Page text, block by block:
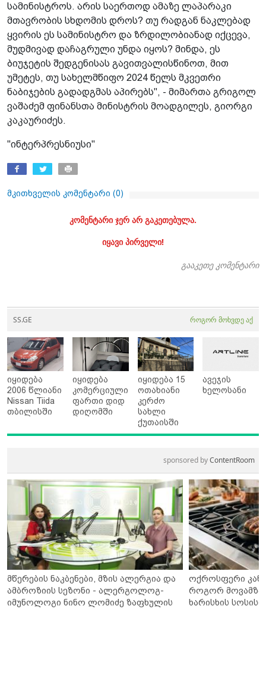
სამინისტროს. არის საერთოდ ამაზე ლაპარაკი
მთავრობის სხდომის დროს? თუ რადგან ნაკლებად
ყვირის ეს სამინისტრო და ზრდილობიანად იქცევა,
მუდმივად დაჩაგრული უნდა იყოს? მინდა, ეს
ბიუჯეტის შედგენისას გავითვალისწინოთ, მით
უმეტეს, თუ სახელმწიფო 2024 წელს მკვეთრი
ნაბიჯების გადადგმას აპირებს", - მიმართა გრიგოლ
ვაშაძემ ფინანსთა მინისტრის მოადგილეს, გიორგი
კაკაურიძეს.
"ინტერპრესნიუსი"
მკითხველის კომენტარი (0)
კომენტარი ჯერ არ გაკეთებულა.
იყავი პირველი!
გააკეთე კომენტარი
SS.GE როგორ მოხვდე აქ
იყიდება
2006 წლიანი
Nissan Tiida
თბილისში
იყიდება
კომერციული
ფართი დიდ
დიღომში
იყიდება 15
ოთახიანი
კერძო
სახლი
ქუთაისში
ავეჯის
ხელოსანი
sponsored byContentRoom
მწერების ნაკბენები, მზის ალერგია და
ამბროზიის სეზონი - ალერგოლოგ-
იმუნოლოგი ნინო ლომიძე ზაფხულის
ოქროსფერი კანი
როგორ
ხარისხის სოსისი